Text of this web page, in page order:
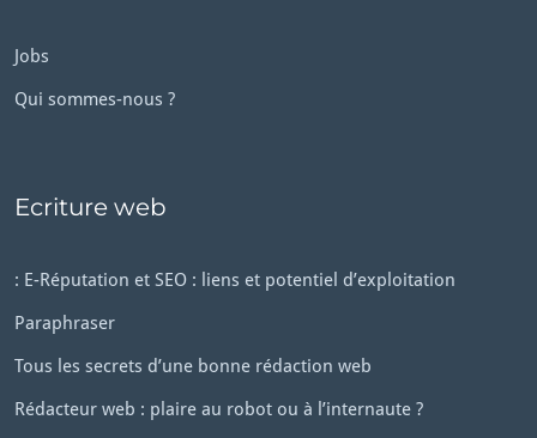
Jobs
Qui sommes-nous ?
Ecriture web
: E-Réputation et SEO : liens et potentiel d’exploitation
Paraphraser
Tous les secrets d’une bonne rédaction web
Rédacteur web : plaire au robot ou à l’internaute ?